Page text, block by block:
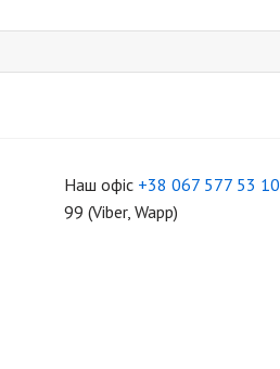
Наш офіс +38 067 577 53 10
99 (Viber, Wapp)